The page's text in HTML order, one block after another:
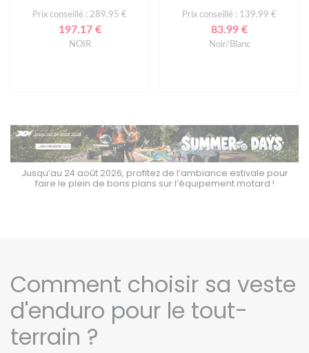
Prix conseillé : 289.95 €
197.17 €
NOIR
Prix conseillé : 139.99 €
83.99 €
Noir/Blanc
Jusqu’au 24 août 2026, profitez de l’ambiance estivale pour
faire le plein de bons plans sur l’équipement motard !
Comment choisir sa veste
d'enduro pour le tout-
terrain ?